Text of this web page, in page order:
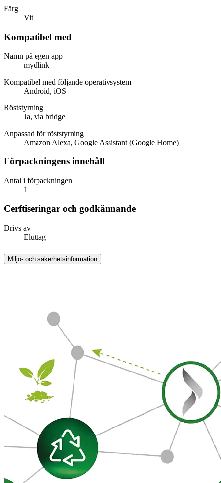
Färg
Vit
Kompatibel med
Namn på egen app
mydlink
Kompatibel med följande operativsystem
Android, iOS
Röststyrning
Ja, via bridge
Anpassad för röststyrning
Amazon Alexa, Google Assistant (Google Home)
Förpackningens innehåll
Antal i förpackningen
1
Cerftiseringar och godkännande
Drivs av
Eluttag
Miljö- och säkerhetsinformation